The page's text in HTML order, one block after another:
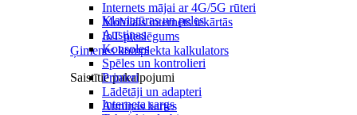
Internets mājai ar 4G/5G rūteri
Mobilais internets iekārtās
IoT pieslēgums
Ģimenes komplekta kalkulators
Saistītie pakalpojumi
Interneta sargs
Klaviatūras un peles
Austiņas
Konsoles
Spēles un kontrolieri
Printeri
Lādētāji un adapteri
Atmiņas kartes